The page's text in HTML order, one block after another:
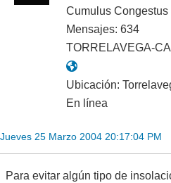
Cumulus Congestus
Mensajes: 634
TORRELAVEGA-
Ubicación:
En línea
Jueves 25 Marzo 2004 20:17:04 PM
Para evitar algún tipo de